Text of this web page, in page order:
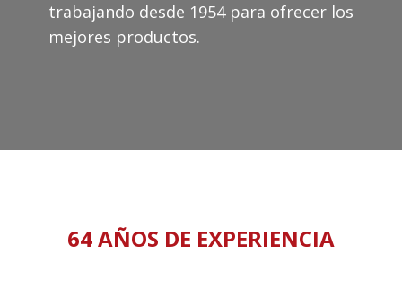
trabajando desde 1954 para ofrecer los
mejores productos.
64 AÑOS DE EXPERIENCIA